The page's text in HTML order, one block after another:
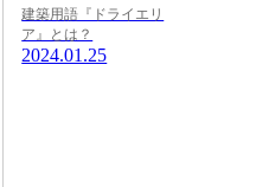
建築用語『ドライエリ
ア』とは？
2024.01.25